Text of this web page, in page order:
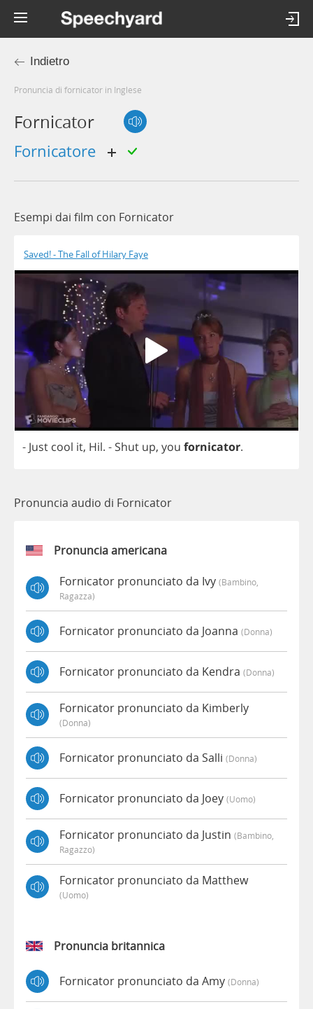
Indietro
Pronuncia di fornicator in Inglese
Fornicator
fornicatore
Esempi dai film con Fornicator
Saved! - The Fall of Hilary Faye
- Just cool it, Hil. - Shut up, you fornicator.
Pronuncia audio di Fornicator
Pronuncia americana
Fornicator pronunciato da Ivy (bambino,
Ragazza)
Fornicator pronunciato da Joanna (donna)
Fornicator pronunciato da Kendra (donna)
Fornicator pronunciato da Kimberly
(donna)
Fornicator pronunciato da Salli (donna)
Fornicator pronunciato da Joey (uomo)
Fornicator pronunciato da Justin (bambino,
Ragazzo)
Fornicator pronunciato da Matthew
(uomo)
Pronuncia britannica
Fornicator pronunciato da Amy (donna)